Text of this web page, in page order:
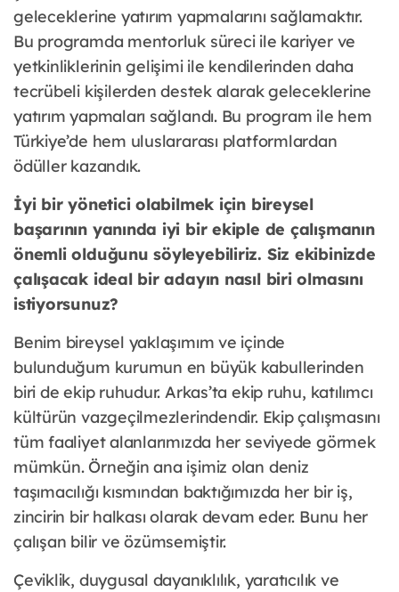
geleceklerine yatırım yapmalarını sağlamaktır.
Bu programda mentorluk süreci ile kariyer ve
yetkinliklerinin gelişimi ile kendilerinden daha
tecrübeli kişilerden destek alarak geleceklerine
yatırım yapmaları sağlandı. Bu program ile hem
Türkiye’de hem uluslararası platformlardan
ödüller kazandık.
İyi bir yönetici olabilmek için bireysel
başarının yanında iyi bir ekiple de çalışmanın
önemli olduğunu söyleyebiliriz. Siz ekibinizde
çalışacak ideal bir adayın nasıl biri olmasını
istiyorsunuz?
Benim bireysel yaklaşımım ve içinde
bulunduğum kurumun en büyük kabullerinden
biri de ekip ruhudur. Arkas’ta ekip ruhu, katılımcı
kültürün vazgeçilmezlerindendir. Ekip çalışmasını
tüm faaliyet alanlarımızda her seviyede görmek
mümkün. Örneğin ana işimiz olan deniz
taşımacılığı kısmından baktığımızda her bir iş,
zincirin bir halkası olarak devam eder. Bunu her
çalışan bilir ve özümsemiştir.
Çeviklik, duygusal dayanıklılık, yaratıcılık ve